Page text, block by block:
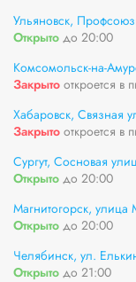
Ульяновск,
Открыто до 20:00
Комсомольск-на-
Закрыто откроется в
Хабаровск, Связная
Закрыто откроется в
Сургут, Сосновая
Открыто до 20:00
Магнитогорск, улица
Открыто до 20:00
Челябинск, ул.
Открыто до 21:00